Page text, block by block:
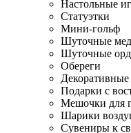
Настольные
Статуэтки
Мини-гольф
Шуточные
Шуточные
Обереги
Подарки с
Мешочки для
Шарики
Сувениры к